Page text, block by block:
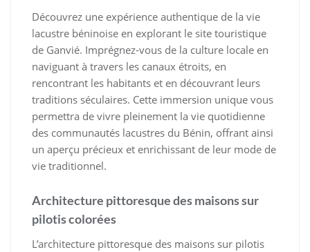
Découvrez une expérience authentique de la vie
lacustre béninoise en explorant le site touristique
de Ganvié. Imprégnez-vous de la culture locale en
naviguant à travers les canaux étroits, en
rencontrant les habitants et en découvrant leurs
traditions séculaires. Cette immersion unique vous
permettra de vivre pleinement la vie quotidienne
des communautés lacustres du Bénin, offrant ainsi
un aperçu précieux et enrichissant de leur mode de
vie traditionnel.
Architecture pittoresque des maisons sur
pilotis colorées
L’architecture pittoresque des maisons sur pilotis